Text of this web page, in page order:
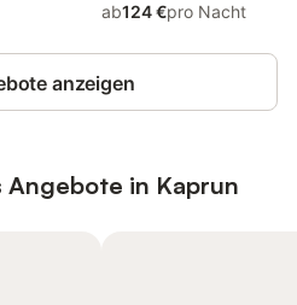
ab124 €pro Nacht
anzeigen
in Kaprun